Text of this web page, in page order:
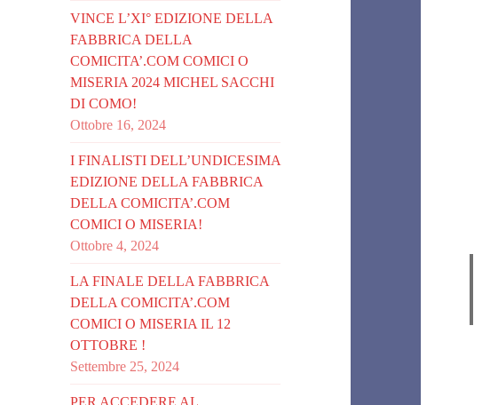
VINCE L’XI° EDIZIONE DELLA
FABBRICA DELLA
COMICITA’.COM COMICI O
MISERIA 2024 MICHEL SACCHI
DI COMO!
Ottobre 16, 2024
I FINALISTI DELL’UNDICESIMA
EDIZIONE DELLA FABBRICA
DELLA COMICITA’.COM
COMICI O MISERIA!
Ottobre 4, 2024
LA FINALE DELLA FABBRICA
DELLA COMICITA’.COM
COMICI O MISERIA IL 12
OTTOBRE !
Settembre 25, 2024
PER ACCEDERE AL